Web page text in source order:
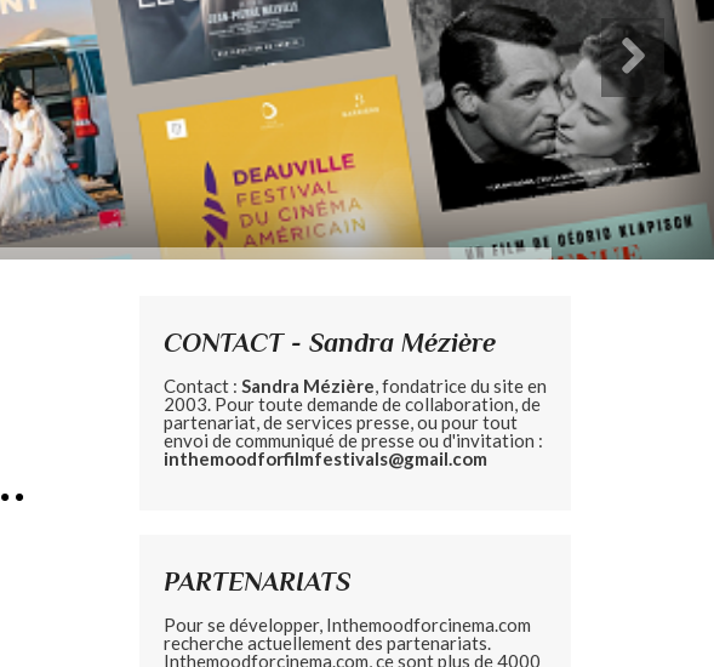
CONTACT - Sandra Mézière
Contact : Sandra Mézière, fondatrice du site en
2003. Pour toute demande de collaboration, de
partenariat, de services presse, ou pour tout
envoi de communiqué de presse ou d'invitation :
inthemoodforfilmfestivals@gmail.com
PARTENARIATS
Pour se développer, Inthemoodforcinema.com
recherche actuellement des partenariats.
Inthemoodforcinema.com, ce sont plus de 4000